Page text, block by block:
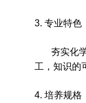
3. 专业特色
夯实化
工，知识的
4. 培养规格